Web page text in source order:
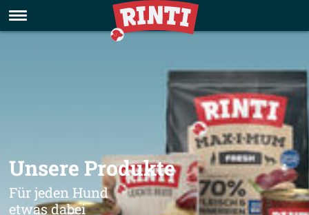
Unsere Produkte
Für jeden Hund
etwas dabei